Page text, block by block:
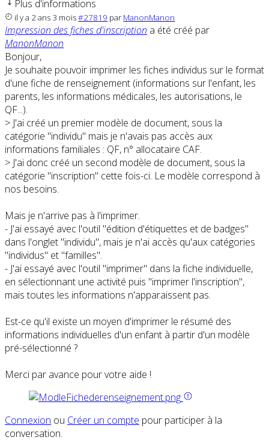
Plus d'informations
il y a 2 ans 3 mois#27819 par ManonManon
Impression des fiches d'inscription a été créé par
ManonManon
Bonjour,
Je souhaite pouvoir imprimer les fiches individus sur le format
d'une fiche de renseignement (informations sur l'enfant, les
parents, les informations médicales, les autorisations, le
QF...).
> J'ai créé un premier modèle de document, sous la
catégorie "individu" mais je n'avais pas accès aux
informations familiales : QF, n° allocataire CAF.
> J'ai donc créé un second modèle de document, sous la
catégorie "inscription" cette fois-ci. Le modèle correspond à
nos besoins.
Mais je n'arrive pas à l'imprimer.
- J'ai essayé avec l'outil "édition d'étiquettes et de badges"
dans l'onglet "individu", mais je n'ai accès qu'aux catégories
"individus" et "familles".
- J'ai essayé avec l'outil "imprimer" dans la fiche individuelle,
en sélectionnant une activité puis "imprimer l'inscription",
mais toutes les informations n'apparaissent pas.
Est-ce qu'il existe un moyen d'imprimer le résumé des
informations individuelles d'un enfant à partir d'un modèle
pré-sélectionné ?
Merci par avance pour votre aide !
Connexion ou Créer un compte pour participer à la
conversation.